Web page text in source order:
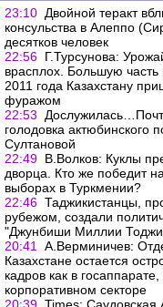
23:10 Двойной теракт
консульства в Алеппо
десятков человек
22:56 Г.Турсунова:
врасплох. Большую часть
2011 года Казахстану
фуражом
22:53
голодовка актюбинского
Султановой
22:49 В.Волков: Куклы
дворца. Кто же победит
выборах в Туркмении?
22:46 Таджикистанцы,
рубежом, создали
"Джунбиши Миллии
20:41
А.Верминичев:
Казахстане остается
кадров как в госаппарате,
корпоративном секторе